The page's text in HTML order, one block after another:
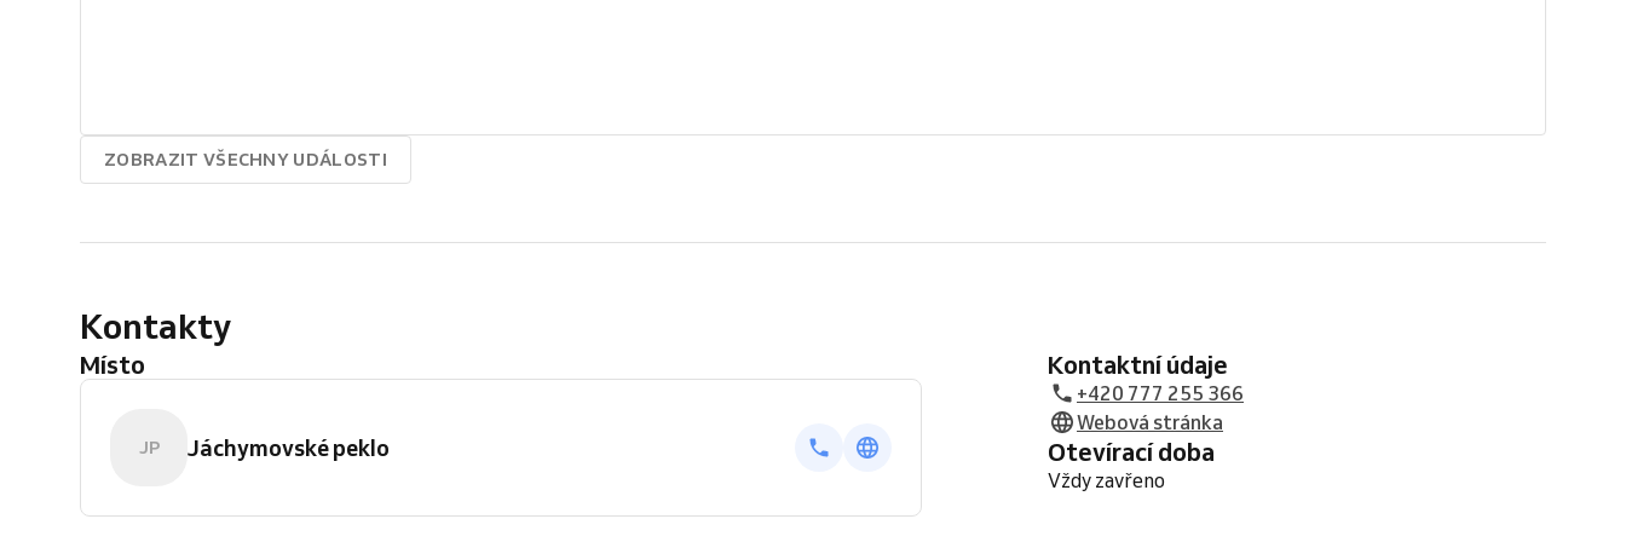
ZOBRAZIT VŠECHNY UDÁLOSTI
Kontakty
Místo
JP Jáchymovské peklo
Kontaktní údaje
+420 777 255 366
Webová stránka
Otevírací doba
Vždy zavřeno